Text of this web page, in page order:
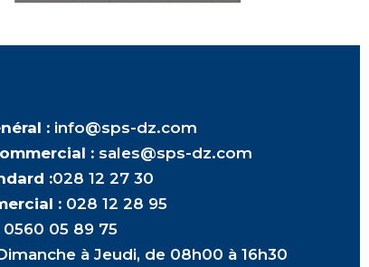
: info@sps-dz.com
: sales@sps-dz.com
:028 12 27 30
: 028 12 28 95
0560 05 89 75
à Jeudi, de 08h00 à 16h30